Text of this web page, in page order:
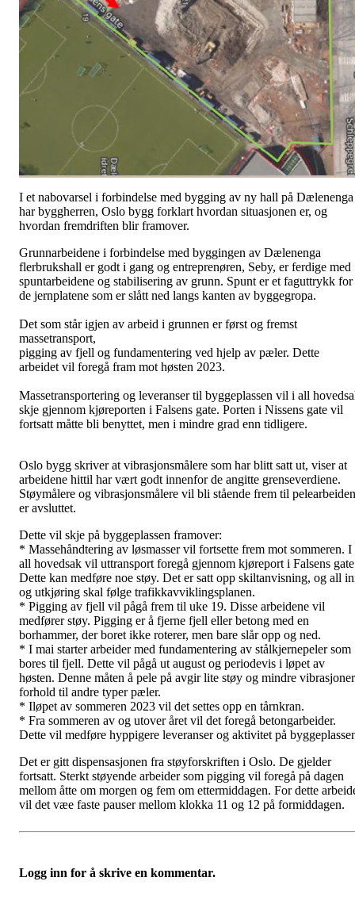
I et nabovarsel i forbindelse med bygging av ny hall på Dælenenga
har byggherren, Oslo bygg forklart hvordan situasjonen er, og
hvordan fremdriften blir framover.
Grunnarbeidene i forbindelse med byggingen av Dælenenga
flerbrukshall er godt i gang og entreprenøren, Seby, er ferdige med
spuntarbeidene og stabilisering av grunn. Spunt er et faguttrykk for
de jernplatene som er slått ned langs kanten av byggegropa.
Det som står igjen av arbeid i grunnen er først og fremst
massetransport,
pigging av fjell og fundamentering ved hjelp av pæler. Dette
arbeidet vil foregå fram mot høsten 2023.
Massetransportering og leveranser til byggeplassen vil i all
skje gjennom kjøreporten i Falsens gate. Porten i Nissens gate vil
fortsatt måtte bli benyttet, men i mindre grad enn tidligere.
Oslo bygg skriver at vibrasjonsmålere som har blitt satt ut, viser at
arbeidene hittil har vært godt innenfor de angitte grenseverdiene.
Støymålere og vibrasjonsmålere vil bli stående frem til
er avsluttet.
Dette vil skje på byggeplassen framover:
* Massehåndtering av løsmasser vil fortsette frem mot sommeren. I
all hovedsak vil uttransport foregå gjennom kjøreport i Falsens
Dette kan medføre noe støy. Det er satt opp skiltanvisning, og all
og utkjøring skal følge trafikkavviklingsplanen.
* Pigging av fjell vil pågå frem til uke 19. Disse arbeidene vil
medfører støy. Pigging er å fjerne fjell eller betong med en
borhammer, der boret ikke roterer, men bare slår opp og ned.
* I mai starter arbeider med fundamentering av stålkjernepeler som
bores til fjell. Dette vil pågå ut august og periodevis i løpet av
høsten. Denne måten å pele på avgir lite støy og mindre
forhold til andre typer pæler.
* Iløpet av sommeren 2023 vil det settes opp en tårnkran.
* Fra sommeren av og utover året vil det foregå betongarbeider.
Dette vil medføre hyppigere leveranser og aktivitet på
Det er gitt dispensasjonen fra støyforskriften i Oslo. De gjelder
fortsatt. Sterkt støyende arbeider som pigging vil foregå på dagen
mellom åtte om morgen og fem om ettermiddagen. For dette
vil det væe faste pauser mellom klokka 11 og 12 på formiddagen.
Logg inn for å skrive en kommentar.